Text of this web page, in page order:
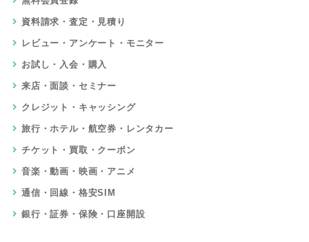
資料請求・査定・見積り
レビュー・アンケート・モニター
お試し・入会・購入
来店・面談・セミナー
クレジット・キャッシング
旅行・ホテル・航空券・レンタカー
チケット・買取・クーポン
音楽・動画・映画・アニメ
通信・回線・格安SIM
銀行・証券・保険・口座開設